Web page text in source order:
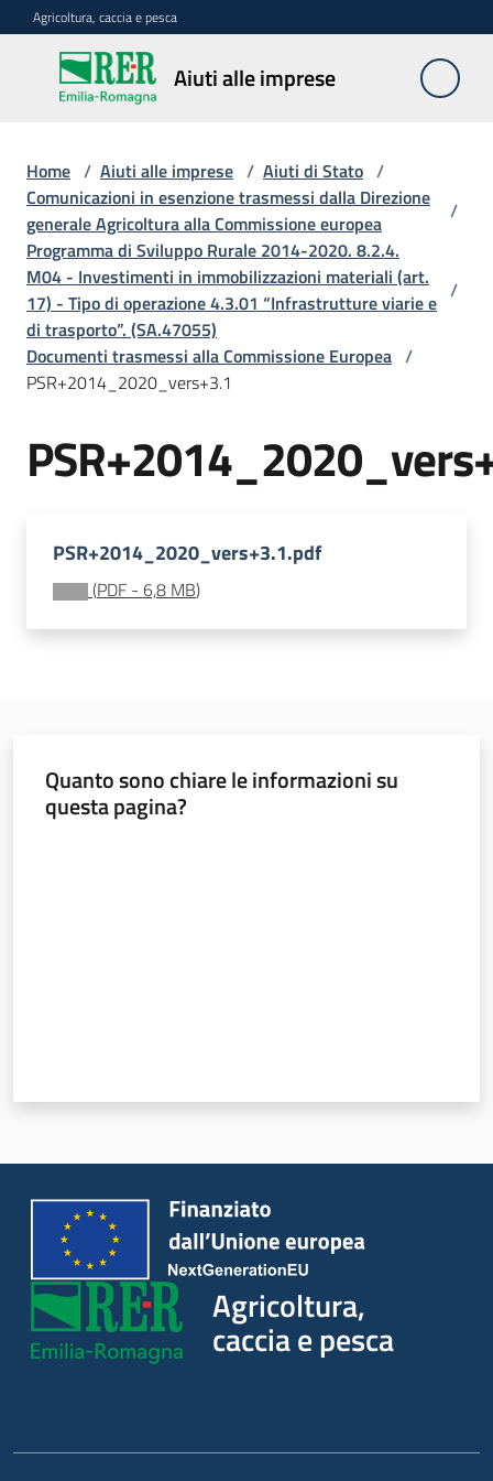
Vai al contenuto
Vai alla navigazione
Vai al footer
Agricoltura, caccia e pesca
Aiuti alle imprese
Aiuti
alle
Impresa
agricola
Meccanizzazione
e
lavoro
Avversità
calamità
Stato
Menu selezionato
pesca
Argomenti
Novità
Servizi
Home / Aiuti alle imprese / Aiuti di Stato /
Comunicazioni in esenzione trasmessi dalla Direzione
generale Agricoltura alla Commissione europea
/
Programma di Sviluppo Rurale 2014-2020. 8.2.4.
M04 - Investimenti in immobilizzazioni materiali (art.
17) - Tipo di operazione 4.3.01 “Infrastrutture viarie e
di trasporto”. (SA.47055)
/
Documenti trasmessi alla Commissione Europea /
PSR+2014_2020_vers+3.1
PSR+2014_2020_vers+3.1.pdf
(PDF - 6,8 MB)
Quanto sono chiare le informazioni su
questa pagina?
Agricoltura,
caccia e pesca